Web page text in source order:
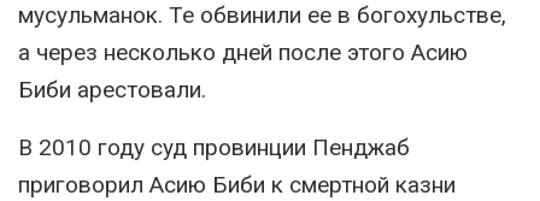
мусульманок. Те обвинили ее в богохульстве,
а через несколько дней после этого Асию
Биби арестовали.
В 2010 году суд провинции Пенджаб
приговорил Асию Биби к смертной казни